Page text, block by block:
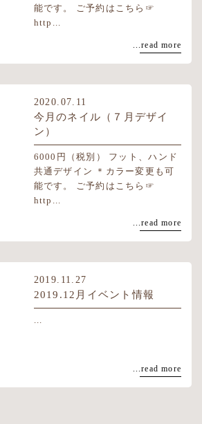
能です。 ご予約はこちら☞
http...
...read more
2020.07.11
今月のネイル（７月デザイ
ン）
6000円（税別） フット、ハンド
共通デザイン ＊カラー変更も可
能です。 ご予約はこちら☞
http...
...read more
2019.11.27
2019.12月イベント情報
...
...read more